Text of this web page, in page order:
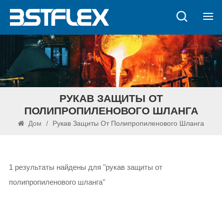
РУКАВ ЗАЩИТЫ ОТ
ПОЛИПРОПИЛЕНОВОГО ШЛАНГА
Дом / Рукав Защиты От Полипропиленового Шланга
1 результаты найдены для "рукав защиты от
полипропиленового шланга"